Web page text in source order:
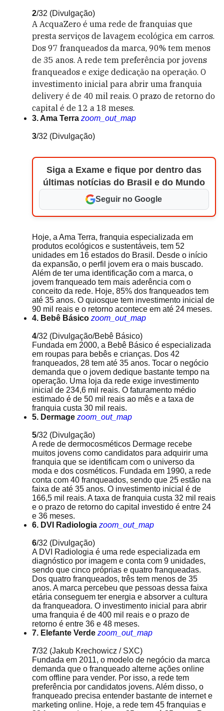
2/32 (Divulgação)
A AcquaZero é uma rede de franquias que
presta serviços de lavagem ecológica em carros.
Dos 97 franqueados da marca, 90% tem menos
de 35 anos. A rede tem preferência por jovens
franqueados e exige dedicação na operação. O
investimento inicial para abrir uma franquia
delivery é de 40 mil reais. O prazo de retorno do
capital é de 12 a 18 meses.
3. Ama Terra zoom_out_map
3/32 (Divulgação)
Siga a Exame e fique por dentro das
últimas notícias do Brasil e do Mundo
Seguir no Google
Hoje, a Ama Terra, franquia especializada em
produtos ecológicos e sustentáveis, tem 52
unidades em 16 estados do Brasil. Desde o início
da expansão, o perfil jovem era o mais buscado.
Além de ter uma identificação com a marca, o
jovem franqueado tem mais aderência com o
conceito da rede. Hoje, 85% dos franqueados tem
até 35 anos. O quiosque tem investimento inicial de
90 mil reais e o retorno acontece em até 24 meses.
4. Bebê Básico zoom_out_map
4/32 (Divulgação/Bebê Básico)
Fundada em 2000, a Bebê Básico é especializada
em roupas para bebês e crianças. Dos 42
franqueados, 28 tem até 35 anos. Tocar o negócio
demanda que o jovem dedique bastante tempo na
operação. Uma loja da rede exige investimento
inicial de 234,6 mil reais. O faturamento médio
estimado é de 50 mil reais ao mês e a taxa de
franquia custa 30 mil reais.
5. Dermage zoom_out_map
5/32 (Divulgação)
A rede de dermocosméticos Dermage recebe
muitos jovens como candidatos para adquirir uma
franquia que se identificam com o universo da
moda e dos cosméticos. Fundada em 1990, a rede
conta com 40 franqueados, sendo que 25 estão na
faixa de até 35 anos. O investimento inicial é de
166,5 mil reais. A taxa de franquia custa 32 mil reais
e o prazo de retorno do capital investido é entre 24
e 36 meses.
6. DVI Radiologia zoom_out_map
6/32 (Divulgação)
A DVI Radiologia é uma rede especializada em
diagnóstico por imagem e conta com 9 unidades,
sendo que cinco próprias e quatro franqueadas.
Dos quatro franqueados, três tem menos de 35
anos. A marca percebeu que pessoas dessa faixa
etária conseguem ter energia e absorver a cultura
da franqueadora. O investimento inicial para abrir
uma franquia é de 400 mil reais e o prazo de
retorno é entre 36 e 48 meses.
7. Elefante Verde zoom_out_map
7/32 (Jakub Krechowicz / SXC)
Fundada em 2011, o modelo de negócio da marca
demanda que o franqueado alterne ações online
com offline para vender. Por isso, a rede tem
preferência por candidatos jovens. Além disso, o
franqueado precisa entender bastante de internet e
marketing online. Hoje, a rede tem 45 franquias e